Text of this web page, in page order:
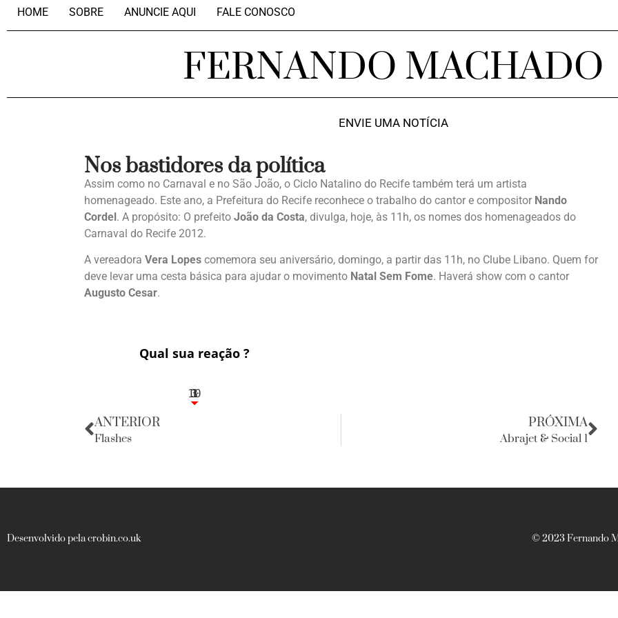
HOME SOBRE ANUNCIE AQUI FALE CONOSCO
FERNANDO MACHADO
ENVIE UMA NOTÍCIA
Nos bastidores da política
Assim como no Carnaval e no São João, o Ciclo Natalino do Recife também terá um artista
homenageado. Este ano, a Prefeitura do Recife reconhece o trabalho do cantor e compositor Nando
Cordel. A propósito: O prefeito João da Costa, divulga, hoje, às 11h, os nomes dos homenageados do
Carnaval do Recife 2012.
A vereadora Vera Lopes comemora seu aniversário, domingo, a partir das 11h, no Clube Libano. Quem for
deve levar uma cesta básica para ajudar o movimento Natal Sem Fome. Haverá show com o cantor
Augusto Cesar.
Qual sua reação ?
3
1
1
3
10
ANTERIOR
Flashes
PRÓXIMA
Abrajet & Social 1
Desenvolvido pela crobin.co.uk © 2023 Fernando